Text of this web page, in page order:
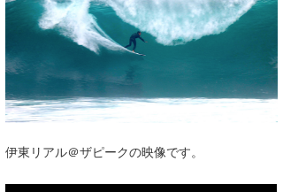
サーフィンエリアガイド
会員メニュー
今月のプレゼント
伊東リアル＠ザピークの映像です。
ショップ情報
ショップ情報
湘南
千葉北
伊豆
お知らせ
ルール＆How to